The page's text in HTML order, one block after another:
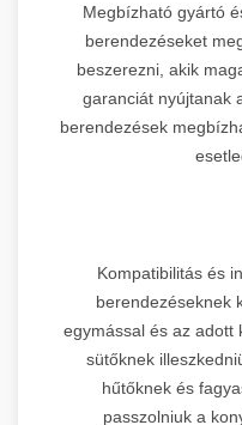
Megbízható gyártó
berendezéseket
beszerezni, akik
garanciát nyújtanak
berendezések
Kompatibilitás és
berendezéseknek
egymással és az adott
sütőknek
hűtőknek és
passzolniuk a